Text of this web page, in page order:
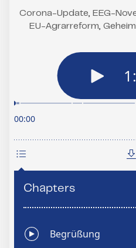
Corona-Update, EEG-
EU-Agrarreform,